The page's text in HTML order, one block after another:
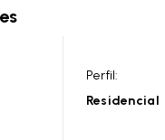
Perfil:
Residencial